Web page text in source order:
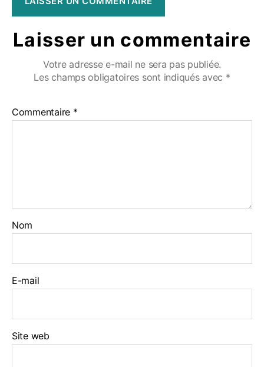
Laisser un commentaire
Votre adresse e-mail ne sera pas publiée.
Les champs obligatoires sont indiqués avec *
Commentaire *
Nom
E-mail
Site web